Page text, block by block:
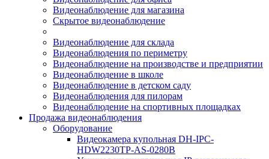
Видеонаблюдение для магазина
Скрытое видеонаблюдение
Видеонаблюдение для склада
Видеонаблюдения по периметру
Видеонаблюдение на производстве и предприятии
Видеонаблюдение в школе
Видеонаблюдение в детском саду
Видеонаблюдения для пилорам
Видеонаблюдение на спортивных площадках
Продажа видеонаблюдения
Оборудование
Видеокамера купольная DH-IPC-
HDW2230TP-AS-0280B